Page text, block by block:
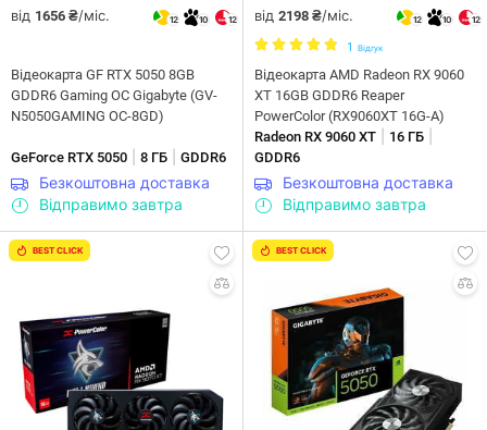
від 1656 ₴/міс. 12 10 12
Відеокарта GF RTX 5050 8GB
GDDR6 Gaming OC Gigabyte (GV-
N5050GAMING OC-8GD)
GeForce RTX 5050 8 ГБ GDDR6
Безкоштовна доставка
Відправимо завтра
від 2198 ₴/міс. 12 10 12
1 Відгук
Відеокарта AMD Radeon RX 9060
XT 16GB GDDR6 Reaper
PowerColor (RX9060XT 16G-A)
Radeon RX 9060 XT
16 ГБ
GDDR6
Безкоштовна доставка
Відправимо завтра
BEST CLICK BEST CLICK